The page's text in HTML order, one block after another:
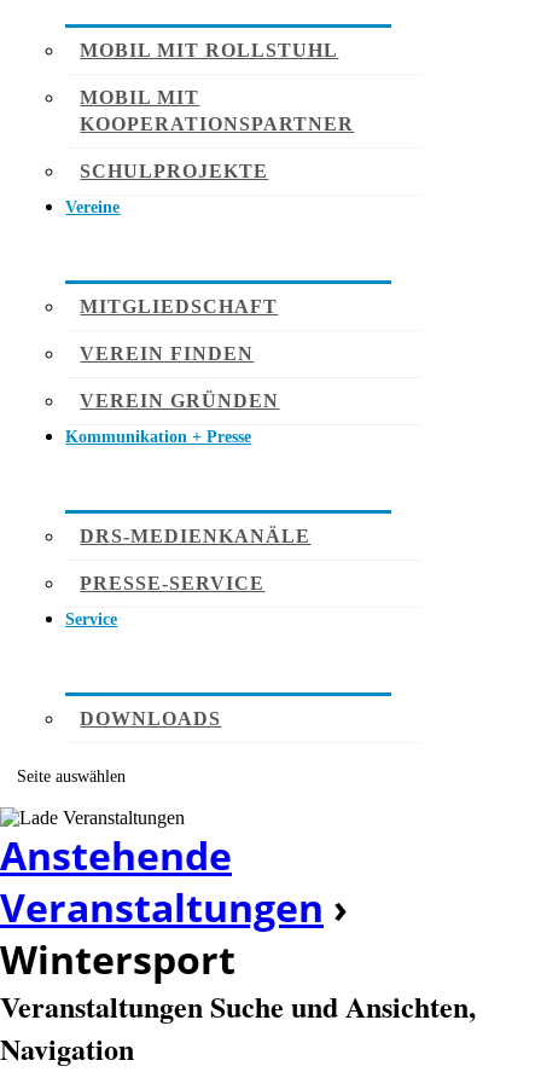
MOBIL MIT ROLLSTUHL
MOBIL MIT
KOOPERATIONSPARTNER
SCHULPROJEKTE
Vereine
MITGLIEDSCHAFT
VEREIN FINDEN
VEREIN GRÜNDEN
Kommunikation + Presse
DRS-MEDIENKANÄLE
PRESSE-SERVICE
Service
DOWNLOADS
Seite auswählen
Anstehende
Veranstaltungen ›
Wintersport
Veranstaltungen Suche und Ansichten,
Navigation